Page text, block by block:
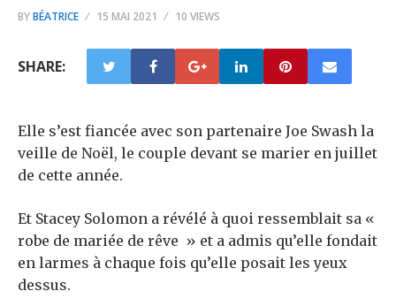
BYBÉATRICE 15 MAI 2021 10 VIEWS
SHARE:
Elle s’est fiancée avec son partenaire Joe Swash la
veille de Noël, le couple devant se marier en juillet
de cette année.
Et Stacey Solomon a révélé à quoi ressemblait sa «
robe de mariée de rêve » et a admis qu’elle fondait
en larmes à chaque fois qu’elle posait les yeux
dessus.